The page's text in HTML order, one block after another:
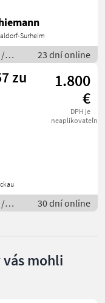
Surheim
/
23 dní online
zu
1.800
€
DPH je
neaplikovateľné
/
30 dní online
mohli